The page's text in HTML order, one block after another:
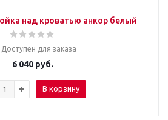
над кроватью анкор белый
Доступен для заказа
6 040руб.
В корзину